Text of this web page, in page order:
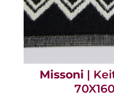
Missoni |